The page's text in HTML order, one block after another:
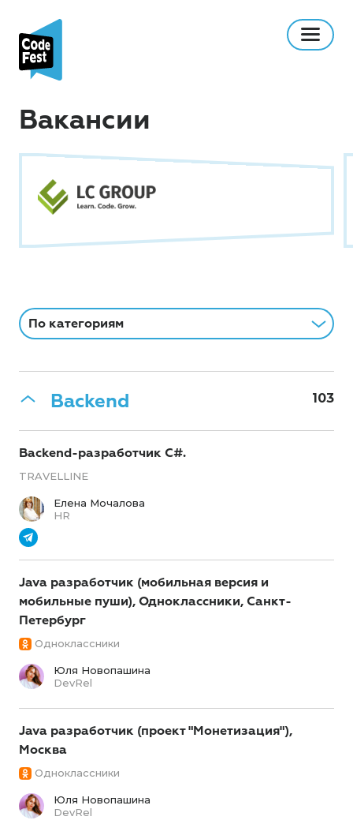
Вакансии
По категориям
Backend 103
Backend-разработчик C#.
TRAVELLINE
Елена Мочалова
HR
Java разработчик (мобильная версия и
мобильные пуши), Одноклассники, Санкт-
Петербург
Одноклассники
Юля Новопашина
DevRel
Java разработчик (проект "Монетизация"),
Москва
Одноклассники
Юля Новопашина
DevRel